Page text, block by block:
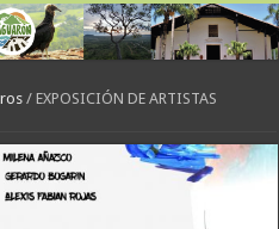
/ EXPOSICIÓN DE ARTISTAS